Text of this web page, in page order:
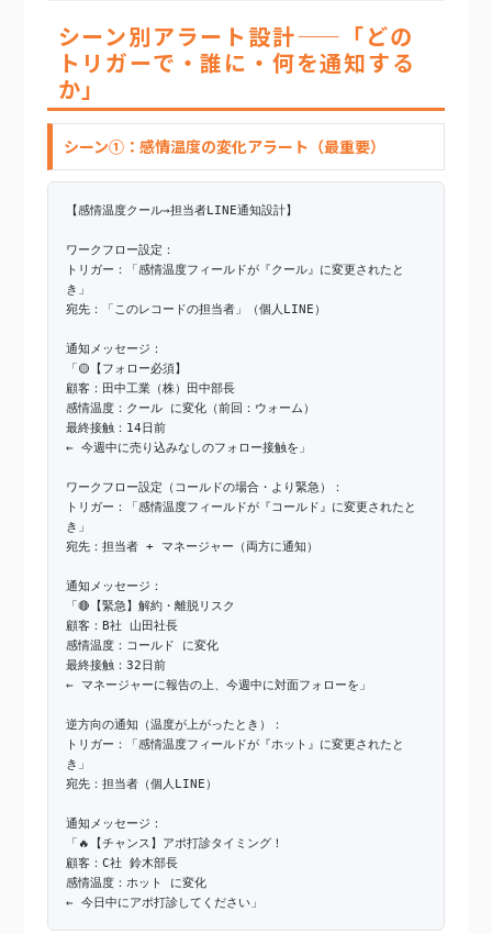
シーン別アラート設計——「どの
トリガーで・誰に・何を通知する
か」
シーン①：感情温度の変化アラート（最重要）
【感情温度クール→担当者LINE通知設計】
ワークフロー設定：
トリガー：「感情温度フィールドが『クール』に変更されたと
き」
宛先：「このレコードの担当者」（個人LINE）
通知メッセージ：
「🟡【フォロー必須】
顧客：田中工業（株）田中部長
感情温度：クール に変化（前回：ウォーム）
最終接触：14日前
← 今週中に売り込みなしのフォロー接触を」
ワークフロー設定（コールドの場合・より緊急）：
トリガー：「感情温度フィールドが『コールド』に変更されたと
き」
宛先：担当者 + マネージャー（両方に通知）
通知メッセージ：
「🔴【緊急】解約・離脱リスク
顧客：B社 山田社長
感情温度：コールド に変化
最終接触：32日前
← マネージャーに報告の上、今週中に対面フォローを」
逆方向の通知（温度が上がったとき）：
トリガー：「感情温度フィールドが『ホット』に変更されたと
き」
宛先：担当者（個人LINE）
通知メッセージ：
「🔥【チャンス】アポ打診タイミング！
顧客：C社 鈴木部長
感情温度：ホット に変化
← 今日中にアポ打診してください」